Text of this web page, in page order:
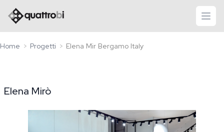
logo quattrobi
apri
Home Progetti Elena Mir Bergamo Italy
Elena Mirò